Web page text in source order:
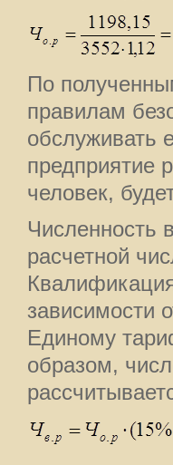
По
правилам
обслуживать
предприятие
человек,
Численность
расчетной
зависимости
Единому
образом,